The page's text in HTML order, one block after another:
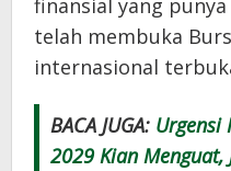
finansial yang
telah membuka
internasional
BACA JUGA: Urgensi
2029 Kian Menguat,